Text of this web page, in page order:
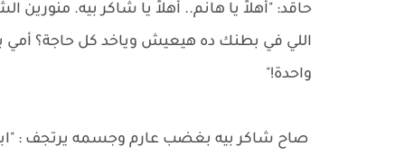
حاقد: "أهلاً يا هانم.. أهلاً يا شاكر بيه. منورين
اللي في بطنك ده هيعيش وياخد كل حاجة؟ أمي
واحدة!"
صاح شاكر بيه بغضب عارم وجسمه يرتجف :